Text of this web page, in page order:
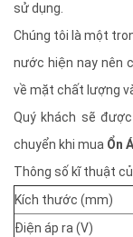
sử dụng.
Chúng tôi là một
nước hiện nay nên
về mặt chất lượng
Quý khách sẽ
chuyển khi mua Ổn
Thông số kĩ thuật
Kích thước (mm)
Điện áp ra (V)